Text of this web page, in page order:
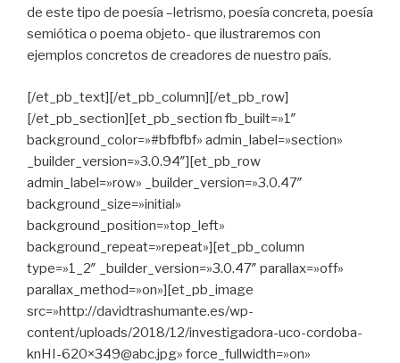
de este tipo de poesía –letrismo, poesía concreta, poesía
semiótica o poema objeto- que ilustraremos con
ejemplos concretos de creadores de nuestro país.
[/et_pb_text][/et_pb_column][/et_pb_row]
[/et_pb_section][et_pb_section fb_built=»1″
background_color=»#bfbfbf» admin_label=»section»
_builder_version=»3.0.94″][et_pb_row
admin_label=»row» _builder_version=»3.0.47″
background_size=»initial»
background_position=»top_left»
background_repeat=»repeat»][et_pb_column
type=»1_2″ _builder_version=»3.0.47″ parallax=»off»
parallax_method=»on»][et_pb_image
src=»http://davidtrashumante.es/wp-
content/uploads/2018/12/investigadora-uco-cordoba-
knHI-620×349@abc.jpg» force_fullwidth=»on»